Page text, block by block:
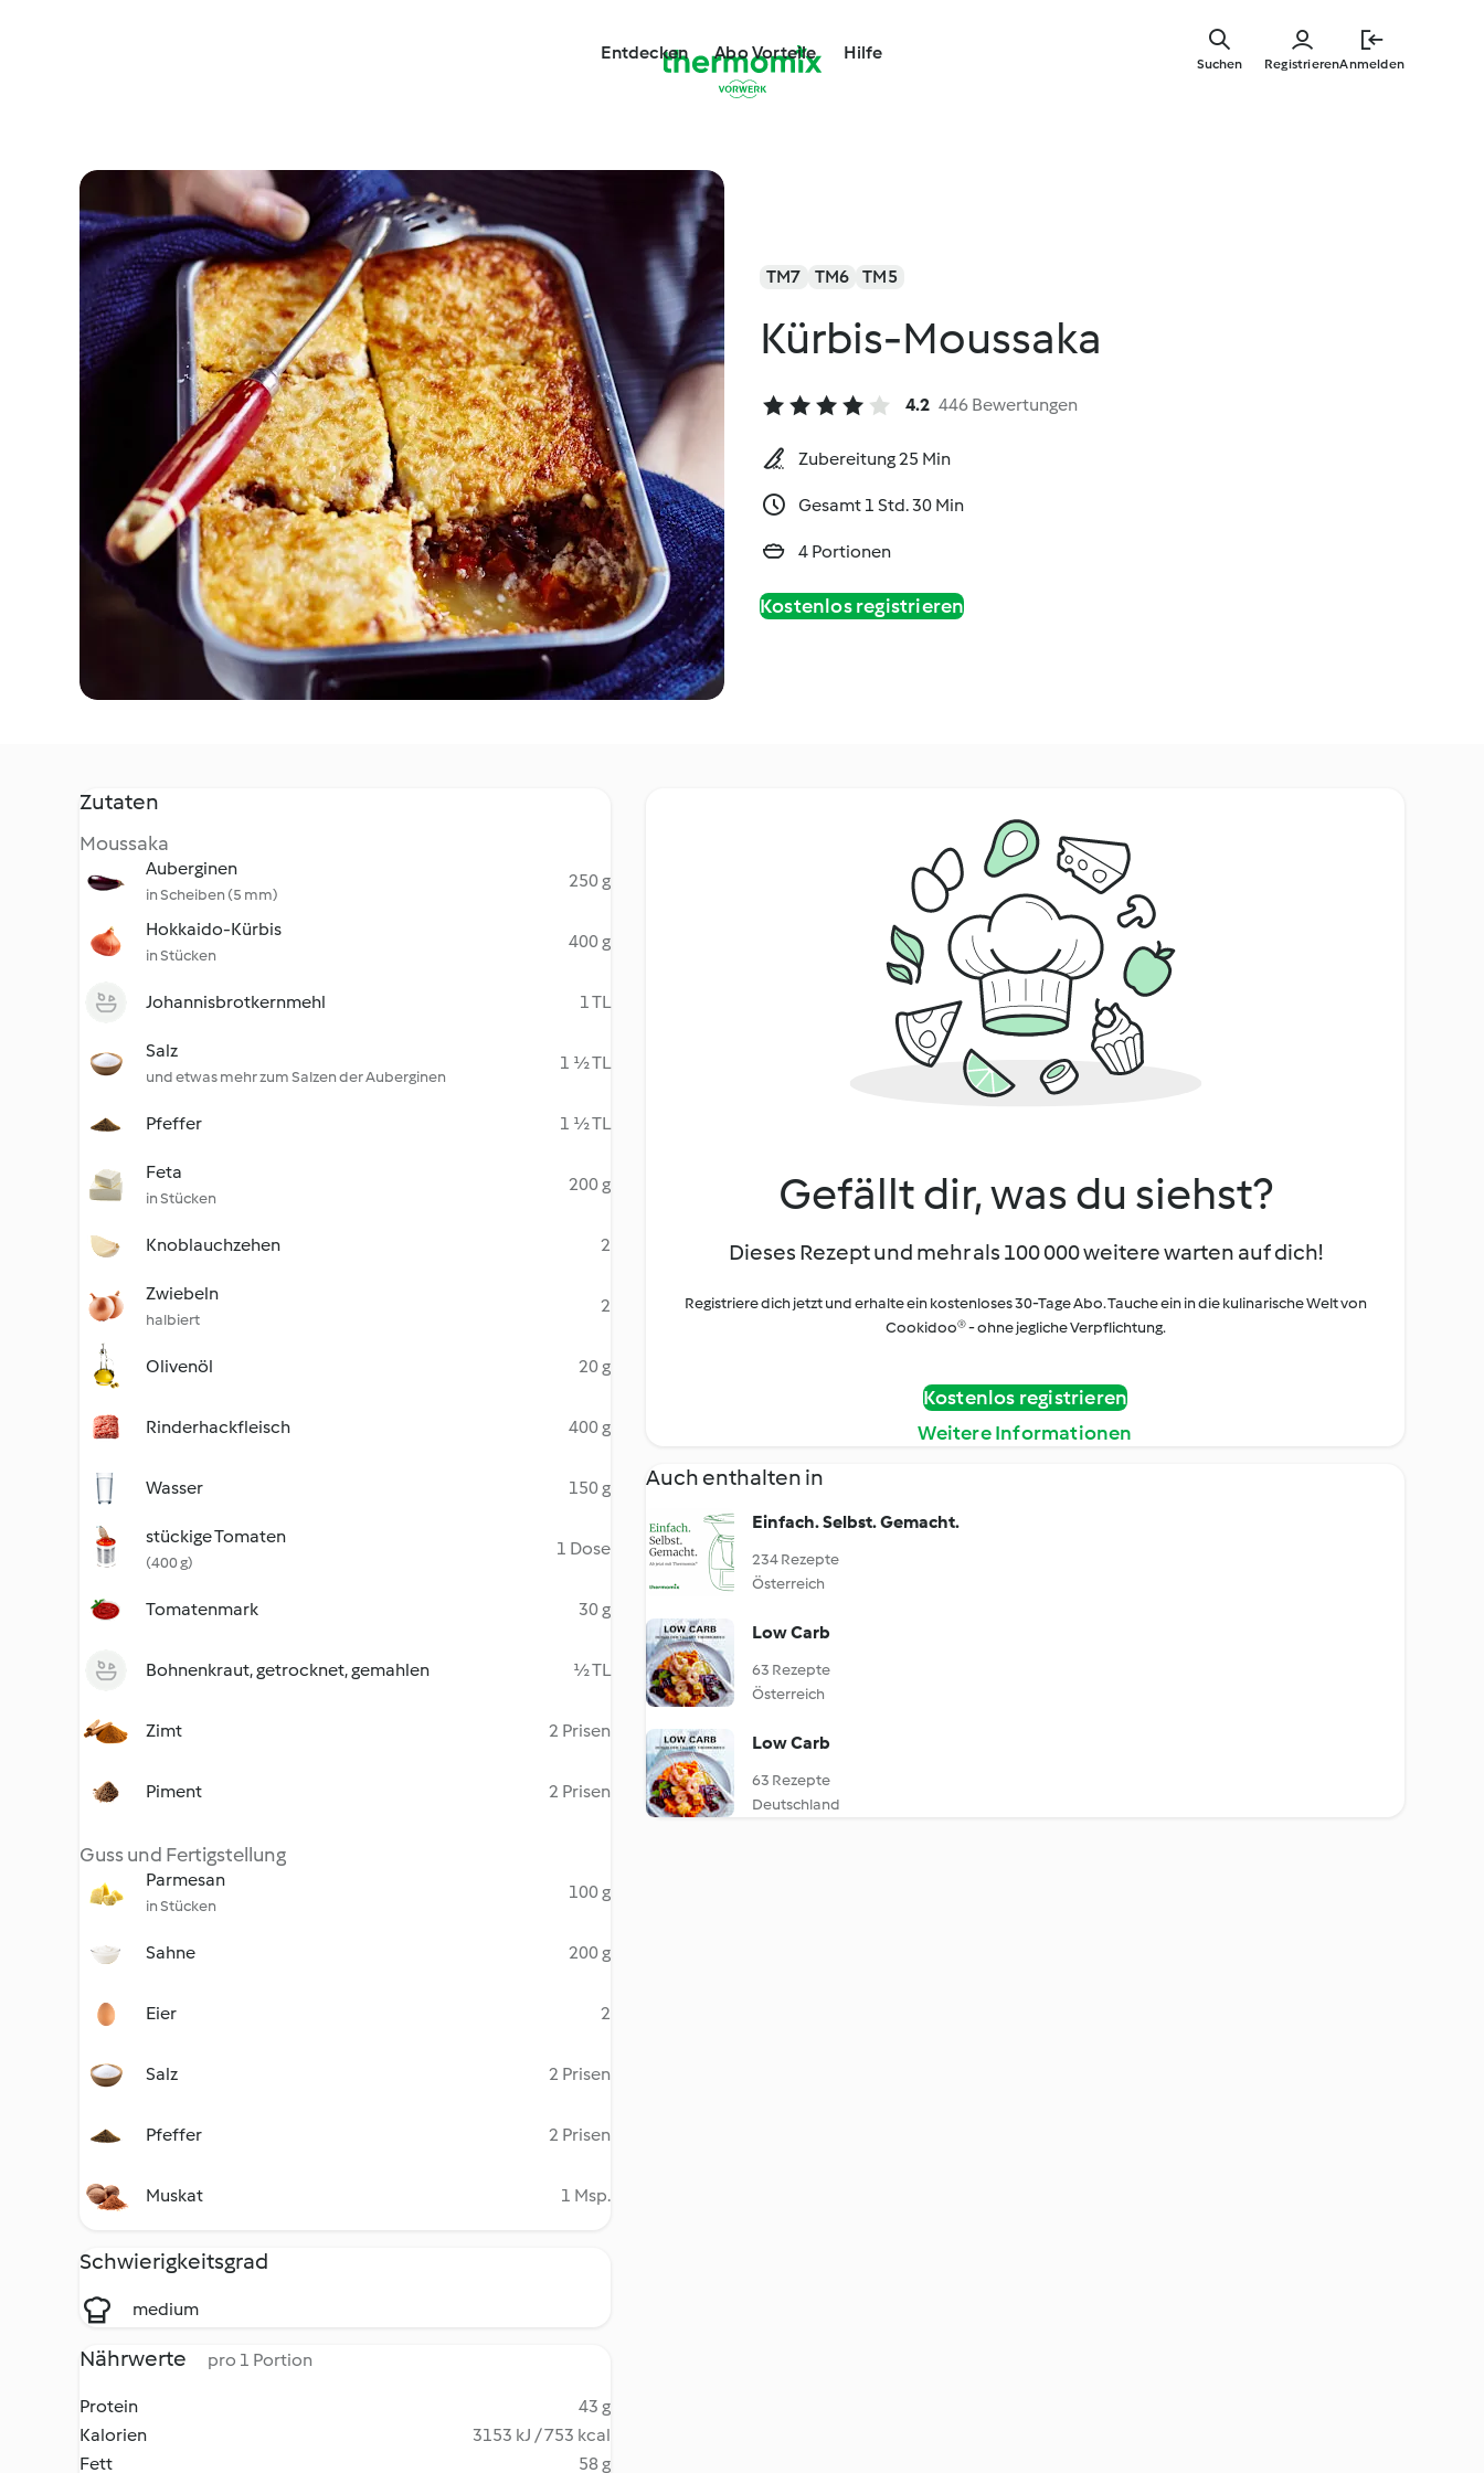
springen
Entdecken Abo Vorteile Hilfe
RegistrierenAnmelden
Suchen
TM7 TM6 TM5
Kürbis-Moussaka
4.2 446 Bewertungen
Zubereitung 25 Min
Gesamt 1 Std. 30 Min
4 Portionen
Kostenlos registrieren
Zutaten
Moussaka
Auberginen
in Scheiben (5 mm)
250 g
Hokkaido-Kürbis
in Stücken
400 g
Johannisbrotkernmehl 1 TL
Salz
und etwas mehr zum Salzen der Auberginen
1 ½ TL
Pfeffer 1 ½ TL
Feta
in Stücken
200 g
Knoblauchzehen 2
Zwiebeln
halbiert
2
Olivenöl 20 g
Rinderhackfleisch 400 g
Wasser 150 g
stückige Tomaten
(400 g)
1 Dose
Tomatenmark 30 g
Bohnenkraut, getrocknet, gemahlen ½ TL
Zimt 2 Prisen
Piment 2 Prisen
Guss und Fertigstellung
Parmesan
in Stücken
100 g
Sahne 200 g
Eier 2
Salz 2 Prisen
Pfeffer 2 Prisen
Muskat 1 Msp.
Schwierigkeitsgrad
medium
Nährwerte pro 1 Portion
Protein
43 g
Kalorien
3153 kJ / 753 kcal
Fett
58 g
Gefällt dir, was du siehst?
Dieses Rezept und mehr als 100 000 weitere warten auf dich!
Registriere dich jetzt und erhalte ein kostenloses 30-Tage Abo. Tauche ein in die kulinarische Welt von
Cookidoo® - ohne jegliche Verpflichtung.
Kostenlos registrieren
Weitere Informationen
Auch enthalten in
Einfach. Selbst. Gemacht.
234 Rezepte
Österreich
Low Carb
63 Rezepte
Österreich
Low Carb
63 Rezepte
Deutschland